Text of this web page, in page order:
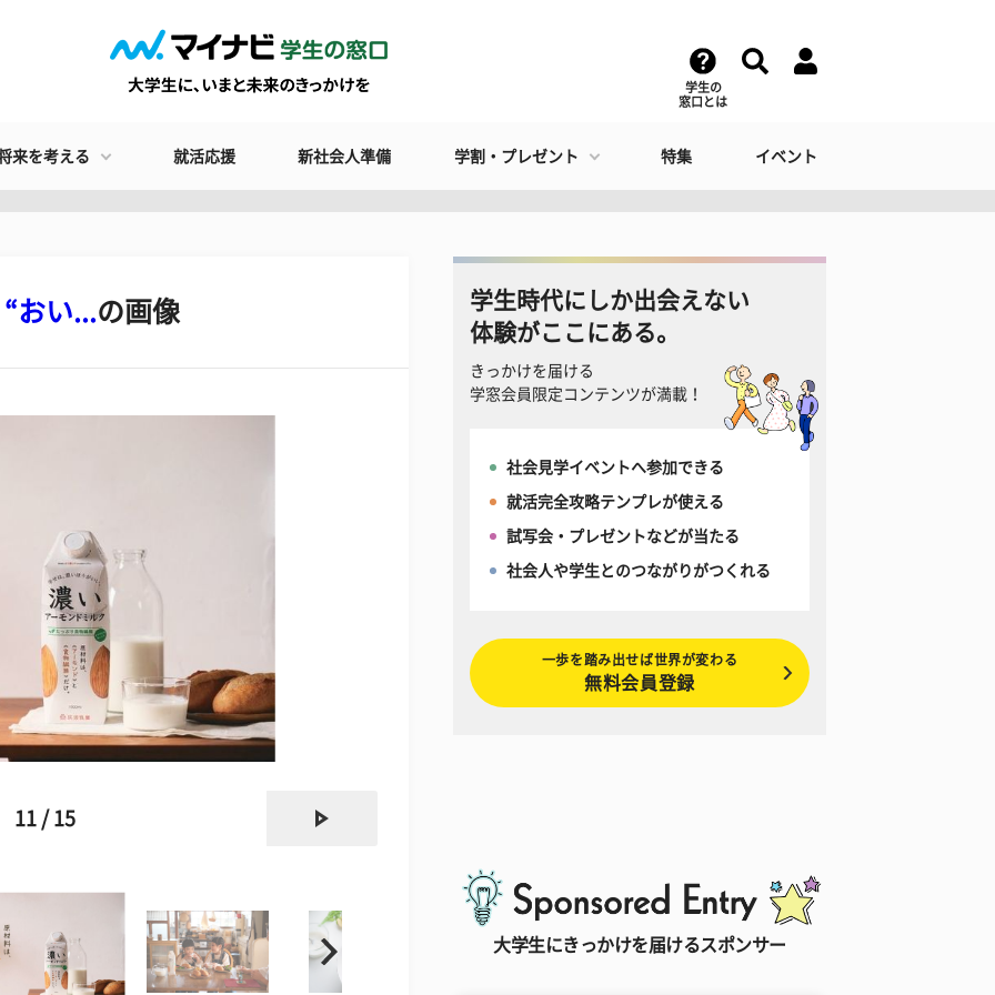
学生の
窓口とは
来を考える 就活応援 新社会人準備 学割・プレゼント 特集 イベント
おい...の画像
11 / 15
学生時代にしか出会えない
体験がここにある。
きっかけを届ける
学窓会員限定コンテンツが満載！
社会見学イベントへ参加できる
就活完全攻略テンプレが使える
試写会・プレゼントなどが当たる
社会人や学生とのつながりがつくれる
一歩を踏み出せば世界が変わる
無料会員登録
大学生にきっかけを届けるスポンサー